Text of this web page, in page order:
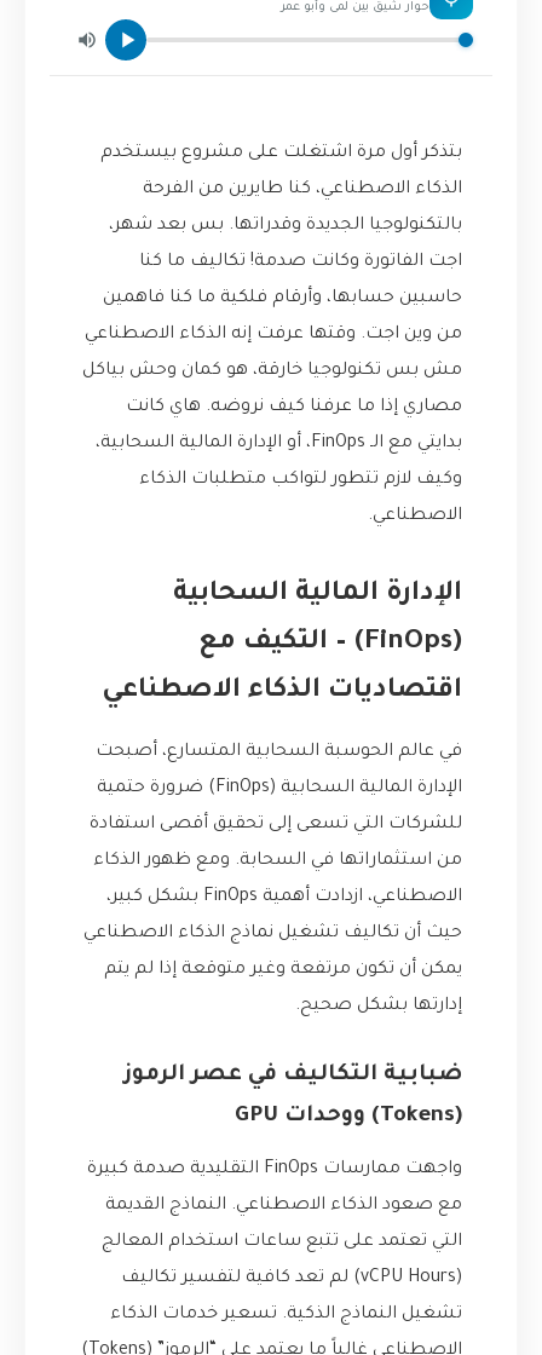
حوار شيق بين لمى وأبو عمر
بتذكر أول مرة اشتغلت على مشروع بيستخدم
الذكاء الاصطناعي، كنا طايرين من الفرحة
بالتكنولوجيا الجديدة وقدراتها. بس بعد شهر،
اجت الفاتورة وكانت صدمة! تكاليف ما كنا
حاسبين حسابها، وأرقام فلكية ما كنا فاهمين
من وين اجت. وقتها عرفت إنه الذكاء الاصطناعي
مش بس تكنولوجيا خارقة، هو كمان وحش بياكل
مصاري إذا ما عرفنا كيف نروضه. هاي كانت
بدايتي مع الـ FinOps، أو الإدارة المالية السحابية،
وكيف لازم تتطور لتواكب متطلبات الذكاء
الاصطناعي.
الإدارة المالية السحابية
(FinOps) – التكيف مع
اقتصاديات الذكاء الاصطناعي
في عالم الحوسبة السحابية المتسارع، أصبحت
الإدارة المالية السحابية (FinOps) ضرورة حتمية
للشركات التي تسعى إلى تحقيق أقصى استفادة
من استثماراتها في السحابة. ومع ظهور الذكاء
الاصطناعي، ازدادت أهمية FinOps بشكل كبير،
حيث أن تكاليف تشغيل نماذج الذكاء الاصطناعي
يمكن أن تكون مرتفعة وغير متوقعة إذا لم يتم
إدارتها بشكل صحيح.
ضبابية التكاليف في عصر الرموز
(Tokens) ووحدات GPU
واجهت ممارسات FinOps التقليدية صدمة كبيرة
مع صعود الذكاء الاصطناعي. النماذج القديمة
التي تعتمد على تتبع ساعات استخدام المعالج
(vCPU Hours) لم تعد كافية لتفسير تكاليف
تشغيل النماذج الذكية. تسعير خدمات الذكاء